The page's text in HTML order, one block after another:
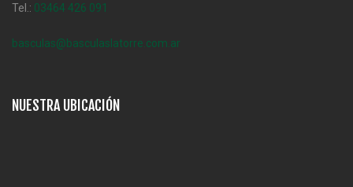
Tel.: 03464 426 091
basculas@basculaslatorre.com.ar
NUESTRA UBICACIÓN